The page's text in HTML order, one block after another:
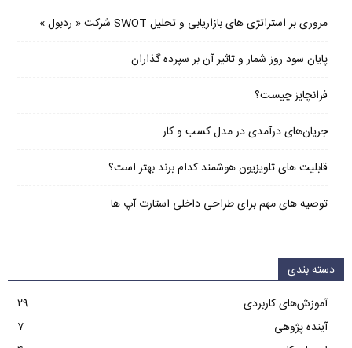
مروری بر استراتژی های بازاریابی و تحلیل SWOT شرکت « ردبول »
پایان سود روز شمار و تاثیر آن بر سپرده گذاران
فرانچایز چیست؟
جریان‌های درآمدی در مدل کسب و کار
قابلیت های تلویزیون هوشمند کدام برند بهتر است؟
توصیه های مهم برای طراحی داخلی استارت آپ‌ ها
دسته بندی
آموزش‌های کاربردی
۲۹
آینده پژوهی
۷